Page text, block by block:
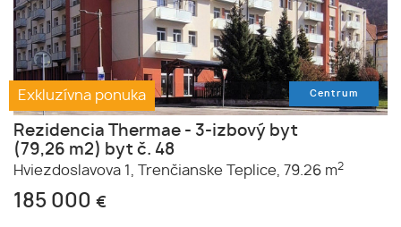
Exkluzívna ponuka Centrum
Rezidencia Thermae - 3-izbový byt
(79,26 m2) byt č. 48
Hviezdoslavova 1, Trenčianske Teplice, 79.26 m2
185 000 €